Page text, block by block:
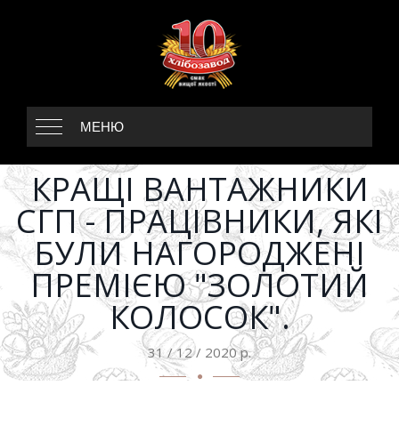
МЕНЮ
КРАЩІ ВАНТАЖНИКИ
СГП - ПРАЦІВНИКИ, ЯКІ
БУЛИ НАГОРОДЖЕНІ
ПРЕМІЄЮ "ЗОЛОТИЙ
КОЛОСОК".
31 / 12 / 2020 р.